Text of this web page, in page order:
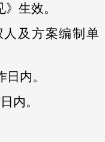
生效。
及方案编制单
内。
内。